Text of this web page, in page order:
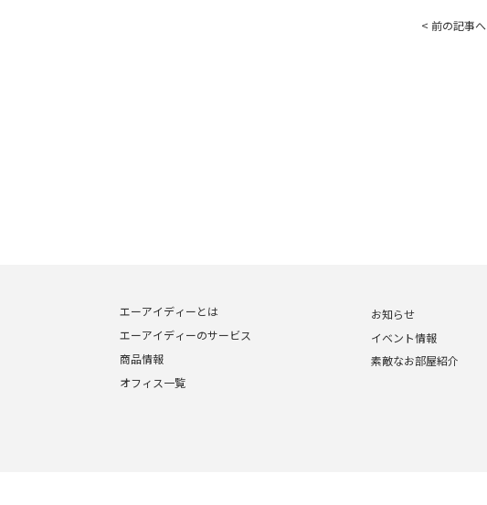
< 前の記事へ
エーアイディーとは
エーアイディーのサービス
商品情報
オフィス一覧
お知らせ
イベント情報
素敵なお部屋紹介